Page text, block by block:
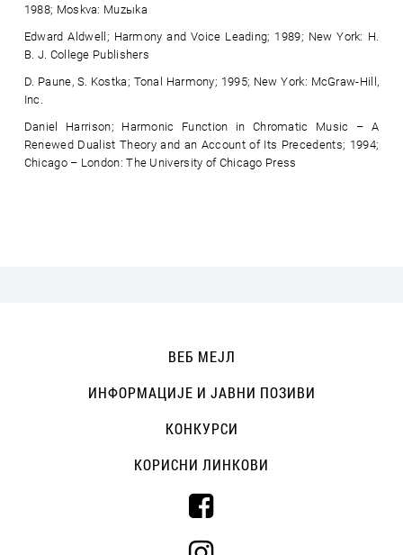
1988; Moskva: Muzыka
Edward Aldwell; Harmony and Voice Leading; 1989; New York: H.
B. J. College Publishers
D. Paune, S. Kostka; Tonal Harmony; 1995; New York: McGraw-Hill,
Inc.
Daniel Harrison; Harmonic Function in Chromatic Music – A
Renewed Dualist Theory and an Account of Its Precedents; 1994;
Chicago – London: The University of Chicago Press
ВЕБ МЕЈЛ
ИНФОРМАЦИЈЕ И ЈАВНИ ПОЗИВИ
КОНКУРСИ
КОРИСНИ ЛИНКОВИ